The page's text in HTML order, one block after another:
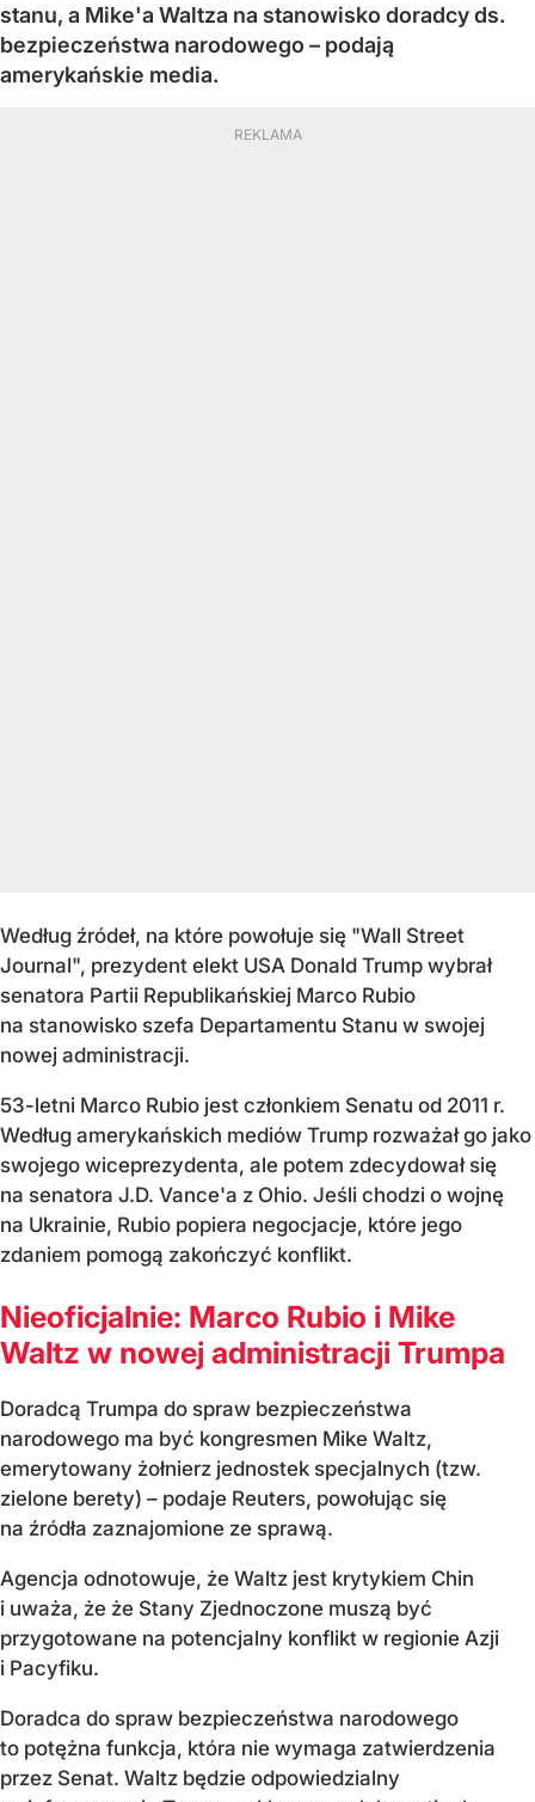
stanu, a Mike'a Waltza na stanowisko doradcy ds.
bezpieczeństwa narodowego – podają
amerykańskie media.
Według źródeł, na które powołuje się "Wall Street
Journal", prezydent elekt USA Donald Trump wybrał
senatora Partii Republikańskiej Marco Rubio
na stanowisko szefa Departamentu Stanu w swojej
nowej administracji.
53-letni Marco Rubio jest członkiem Senatu od 2011 r.
Według amerykańskich mediów Trump rozważał go jako
swojego wiceprezydenta, ale potem zdecydował się
na senatora J.D. Vance'a z Ohio. Jeśli chodzi o wojnę
na Ukrainie, Rubio popiera negocjacje, które jego
zdaniem pomogą zakończyć konflikt.
Nieoficjalnie: Marco Rubio i Mike
Waltz w nowej administracji Trumpa
Doradcą Trumpa do spraw bezpieczeństwa
narodowego ma być kongresmen Mike Waltz,
emerytowany żołnierz jednostek specjalnych (tzw.
zielone berety) – podaje Reuters, powołując się
na źródła zaznajomione ze sprawą.
Agencja odnotowuje, że Waltz jest krytykiem Chin
i uważa, że że Stany Zjednoczone muszą być
przygotowane na potencjalny konflikt w regionie Azji
i Pacyfiku.
Doradca do spraw bezpieczeństwa narodowego
to potężna funkcja, która nie wymaga zatwierdzenia
przez Senat. Waltz będzie odpowiedzialny